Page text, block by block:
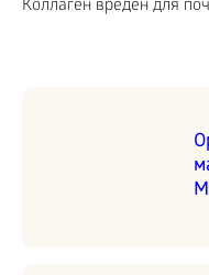
Коллаген вреден для